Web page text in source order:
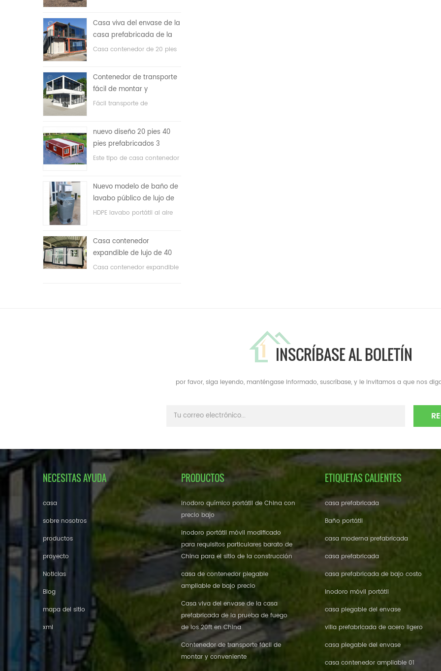
Casa viva del envase de la
casa prefabricada de la
prueba de fuego de los
Casa contenedor de 20 pies
Contenedor de transporte
fácil de montar y
conveniente
Fácil transporte de
nuevo diseño 20 pies 40
pies prefabricados 3
dormitorios pequeña casa
Este tipo de casa contenedor
dormitorios, un baño y con
sistema eléctrico.
Nuevo modelo de baño de
lavabo público de lujo de
plástico HDPE de doble
HDPE lavabo portátil al aire
Casa contenedor
expandible de lujo de 40
pies con tres dormitorios
Casa contenedor expandible
INSCRÍBASE AL BOLETÍN
por favor, siga leyendo, manténgase informado, suscríbase, y le invitamos a que nos
NECESITAS AYUDA
casa
sobre nosotros
productos
proyecto
Noticias
Blog
mapa del sitio
xml
PRODUCTOS
inodoro químico portátil de China con
precio bajo
inodoro portátil móvil modificado
para requisitos particulares barato de
China para el sitio de la construcción
casa de contenedor plegable
ampliable de bajo precio
Casa viva del envase de la casa
prefabricada de la prueba de fuego
de los 20ft en China
Contenedor de transporte fácil de
montar y conveniente
ETIQUETAS CALIENTES
casa prefabricada
Baño portátil
casa moderna prefabricada
casa prefabricada
casa prefabricada de bajo costo
inodoro móvil portátil
casa plegable del envase
villa prefabricada de acero ligero
casa plegable del envase
casa contenedor ampliable 01